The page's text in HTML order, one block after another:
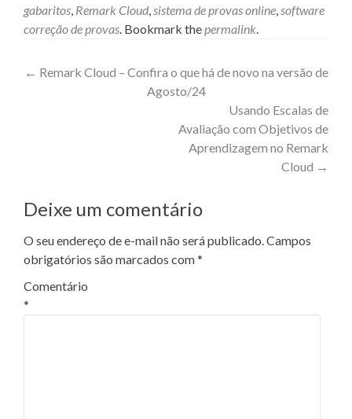
gabaritos, Remark Cloud,sistema de provas online,software
correção de provas. Bookmark thepermalink.
Post
navigation
← Remark Cloud – Confira o que há de novo na versão de
Agosto/24
Usando Escalas de
Avaliação com Objetivos de
Aprendizagem no Remark
Cloud →
Deixe um comentário
O seu endereço de e-mail não será publicado.Campos
obrigatórios são marcados com*
Comentário
*